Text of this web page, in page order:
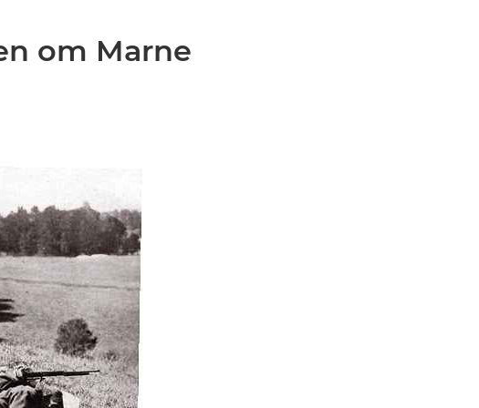
om Marne